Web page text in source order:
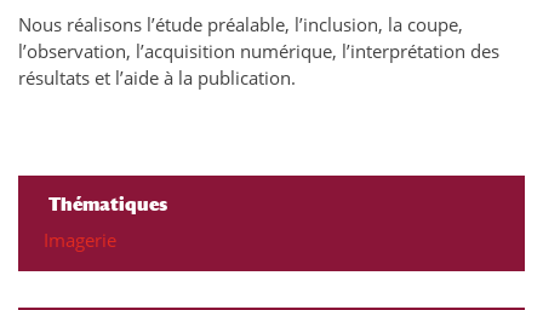
Nous réalisons l’étude préalable, l’inclusion, la coupe,
l’observation, l’acquisition numérique, l’interprétation des
résultats et l’aide à la publication.
Thématiques
Imagerie